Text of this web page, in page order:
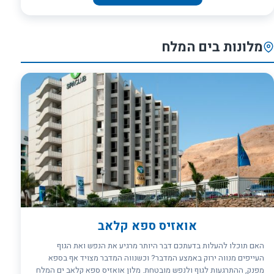
מלונות בים המלח
אואזיס ספא קלאב
האם תוכלו להעלות בדעתכם דבר היותר מרגיע את הנפש ואת הגוף
העייפים מנווה ירוק באמצע המדבר? וכשנווה המדבר מצויד אף בספא
מפנק, ההתרגעות לגוף ולנפש מובטחת. מלון אואזיס ספא קלאב ים המלח